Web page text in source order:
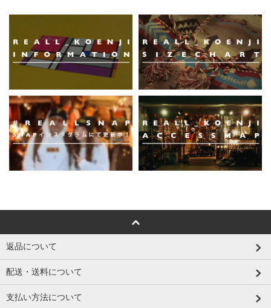
返品について
配送・送料について
支払い方法について